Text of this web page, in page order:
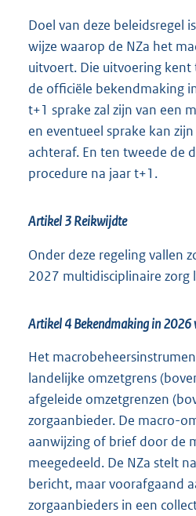
Doel van deze beleidsregel
wijze waarop de NZa het
uitvoert. Die uitvoering kent
de officiële bekendmaking
t+1 sprake zal zijn van een
en eventueel sprake kan
achteraf. En ten tweede de
procedure na jaar t+1.
Artikel 3 Reikwijdte
Onder deze regeling vallen
2027 multidisciplinaire zorg
Artikel 4 Bekendmaking in 2026
Het
landelijke omzetgrens
afgeleide omzetgrenzen
zorgaanbieder. De macro-
aanwijzing of brief door de
meegedeeld. De NZa stelt
bericht, maar voorafgaand
zorgaanbieders in een